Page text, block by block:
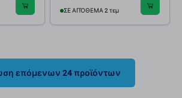
ΣΕ ΑΠΌΘΕΜΑ 2 τεμ
επόμενων 24 προϊόντων